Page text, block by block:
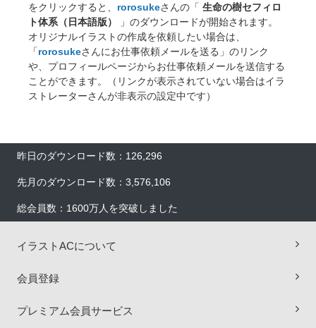
をクリックすると、 rorosukeさんの「 生命の樹セフィロ
ト体系（日本語版）
」のダウンロードが開始されます。
オリジナルイラストの作成を依頼したい場合は、
「rorosukeさんにお仕事依頼メールを送る」のリンク
や、プロフィールページからお仕事依頼メールを送信する
ことができます。（リンクが表示されていない場合はイラ
ストレーターさんが非表示の設定中です）
昨日のダウンロード数：126,296
先月のダウンロード数：3,576,106
総会員数：1600万人を突破しました
イラストACについて
会員登録
プレミアム会員サービス